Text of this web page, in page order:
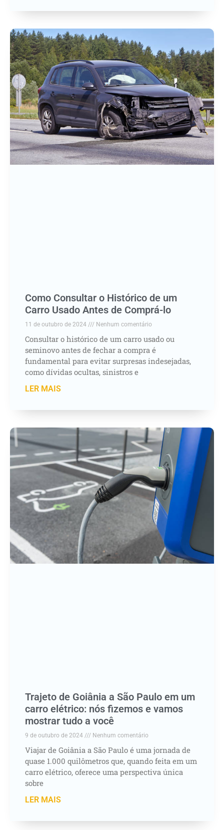
Como Consultar o Histórico de um
Carro Usado Antes de Comprá-lo
11 de outubro de 2024 Nenhum comentário
Consultar o histórico de um carro usado ou
seminovo antes de fechar a compra é
fundamental para evitar surpresas indesejadas,
como dívidas ocultas, sinistros e
LER MAIS
Trajeto de Goiânia a São Paulo em um
carro elétrico: nós fizemos e vamos
mostrar tudo a você
9 de outubro de 2024 Nenhum comentário
Viajar de Goiânia a São Paulo é uma jornada de
quase 1.000 quilômetros que, quando feita em um
carro elétrico, oferece uma perspectiva única
sobre
LER MAIS